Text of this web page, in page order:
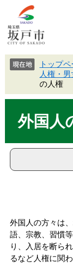
トップ
人権・
の人権
外国人
外国人の方々は
語、宗教、習慣
り、入居を断ら
るなど人権に関